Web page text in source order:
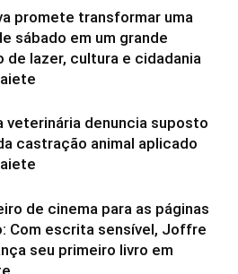
promete transformar uma
sábado em um grande
de lazer, cultura e cidadania
veterinária denuncia suposto
castração animal aplicado
de cinema para as páginas
Com escrita sensível, Joffre
seu primeiro livro em